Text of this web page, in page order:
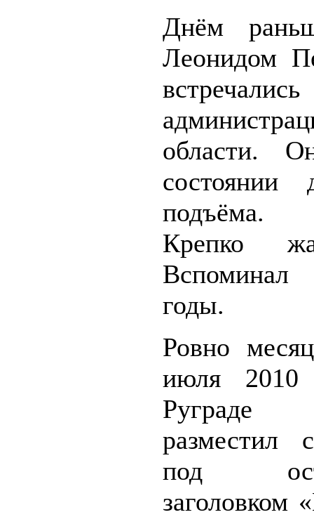
Днём
Леонидом
области.
состоянии
Крепко
годы.
Ровно
июля 2010
Руграде
разместил
под
заголовком